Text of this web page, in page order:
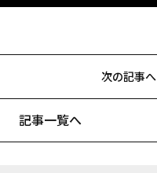
記事一覧へ
次の記事へ